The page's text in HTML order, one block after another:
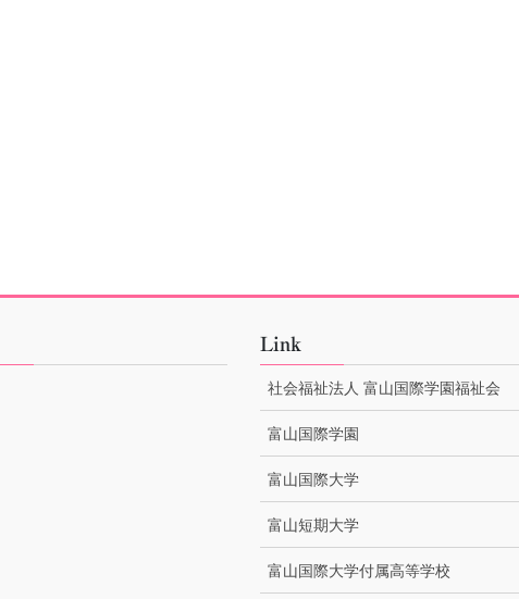
Link
社会福祉法人 富山国際学園福祉会
富山国際学園
富山国際大学
富山短期大学
富山国際大学付属高等学校